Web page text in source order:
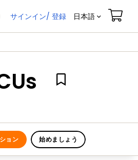
サインイン/ 登録 日本語
ョン 始めましょう